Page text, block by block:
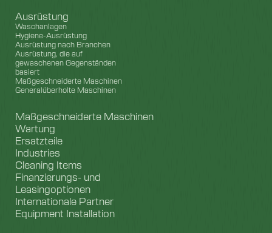
Ausrüstung
Waschanlagen
Hygiene-Ausrüstung
Ausrüstung nach Branchen
Ausrüstung, die auf
gewaschenen Gegenständen
basiert
Maßgeschneiderte Maschinen
Generalüberholte Maschinen
Maßgeschneiderte Maschinen
Wartung
Ersatzteile
Industries
Cleaning Items
Finanzierungs- und
Leasingoptionen
Internationale Partner
Equipment Installation